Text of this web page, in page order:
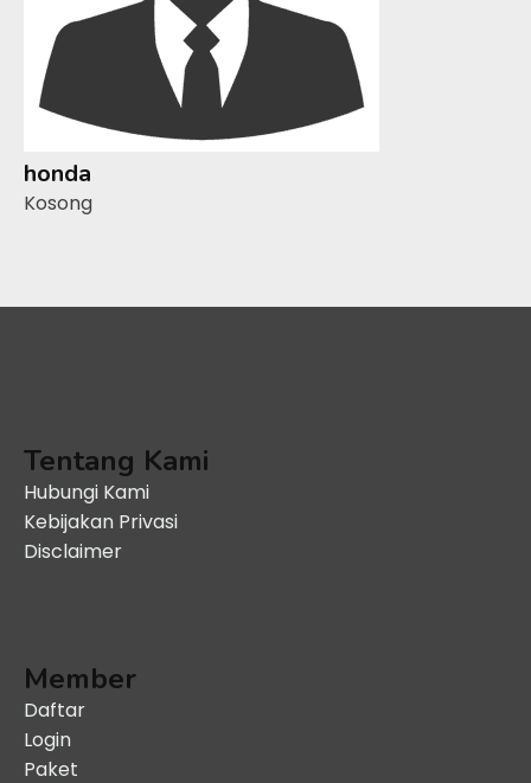
honda
Kosong
Tentang Kami
Hubungi Kami
Kebijakan Privasi
Disclaimer
Member
Daftar
Login
Paket